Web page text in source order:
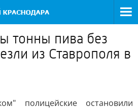
тонны пива без
из Ставрополя в
полицейские остановили